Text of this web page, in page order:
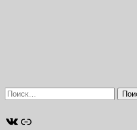
Найти:
ВКонтакте
Ссылка